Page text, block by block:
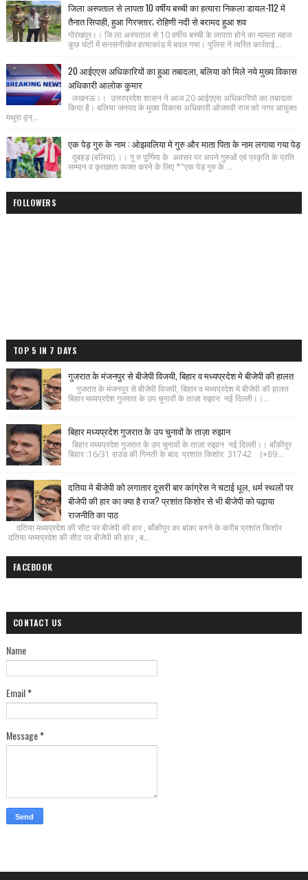
जिला अस्पताल से लापता 10 वर्षीय बच्ची का हत्यारा निकला डायल-112 में
तैनात सिपाही, हुआ गिरफ्तार; रोहिणी नदी से बरामद हुआ शव
गोरखपुर।। जि ला अस्पताल से 10 वर्षीय बच्ची के लापता होने का मामला महज
कुछ घंटों में सनसनीखेज हत्याकांड में बदल गया। पुलिस ने त्वरित कार्रवाई...
20 आईएएस अधिकारियों का हुआ तबादला, बलिया को मिले नये मुख्य विकास
अधिकारी आलोक कुमार
लखनऊ।। उत्तरप्रदेश शासन ने आज 20 आईएएस अधिकारियो का तबादला
किया है। बलिया जनपद के मुख्य विकास अधिकारी ओजस्वी राज को नगर आयुक्त
मथुरा वृन्...
एक पेड़ गुरु के नाम : ओझवलिया मे गुरु और माता पिता के नाम लगाया गया पेड़
दुबहड़ (बलिया) ।। गु रु पूर्णिमा के अवसर पर अपने गुरुओं एवं प्रकृति के प्रति
सम्मान व कृतज्ञता व्यक्त करने के लिए *"एक पेड़ गुरु के ...
FOLLOWERS
TOP 5 IN 7 DAYS
गुजरात के मंजनपुर से बीजेपी विजयी, बिहार व मध्यप्रदेश मे बीजेपी की हालत
गुजरात के मंजनपुर से बीजेपी विजयी, बिहार व मध्यप्रदेश मे बीजेपी की हालत
बिहार मध्यप्रदेश गुजरात के उप चुनावों के ताज़ा रुझान नई दिल्ली।।...
बिहार मध्यप्रदेश गुजरात के उप चुनावों के ताज़ा रुझान
बिहार मध्यप्रदेश गुजरात के उप चुनावों के ताज़ा रुझान नई दिल्ली।। बाँकीपुर
बिहार :16/31 राउंड की गिनती के बाद प्रशांत किशोर 31742 (+89...
दतिया मे बीजेपी को लगातार दूसरी बार कांग्रेस ने चटाई धूल, धर्म स्थलों पर
बीजेपी की हार का क्या है राज? प्रशांत किशोर से भी बीजेपी को पढ़ाया
राजनीति का पाठ
दतिया मध्यप्रदेश की सीट पर बीजेपी की हार , बाँकीपुर का बांका बनने के करीब प्रशांत किशोर
दतिया मध्यप्रदेश की सीट पर बीजेपी की हार , ब...
FACEBOOK
CONTACT US
Name
Email*
Message*